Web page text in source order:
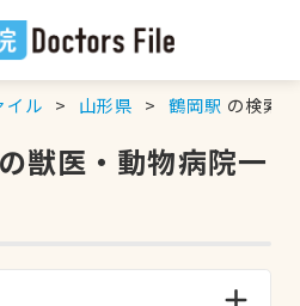
イル 山形県 鶴岡駅 の検索
獣医・動物病院一